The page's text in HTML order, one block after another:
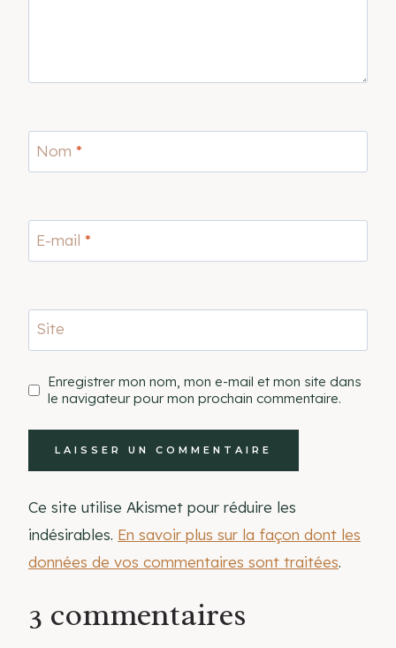
Nom *
E-mail *
Site
Enregistrer mon nom, mon e-mail et mon site dans
le navigateur pour mon prochain commentaire.
Ce site utilise Akismet pour réduire les
indésirables. En savoir plus sur la façon dont les
données de vos commentaires sont traitées.
3 commentaires